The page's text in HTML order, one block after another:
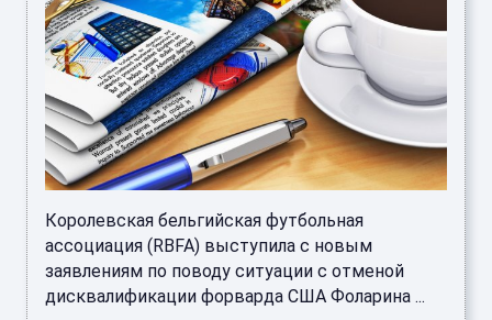
Королевская бельгийская футбольная
ассоциация (RBFA) выступила с новым
заявлениям по поводу ситуации с отменой
дисквалификации форварда США Фоларина ...